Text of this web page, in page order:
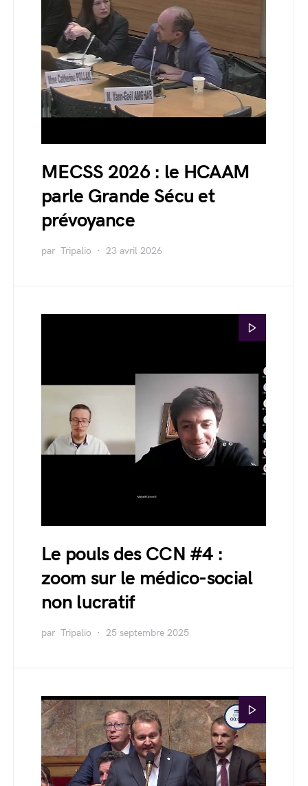
MECSS 2026 : le HCAAM
parle Grande Sécu et
prévoyance
par Tripalio 23 avril 2026
Le pouls des CCN #4 :
zoom sur le médico-social
non lucratif
par Tripalio 25 septembre 2025